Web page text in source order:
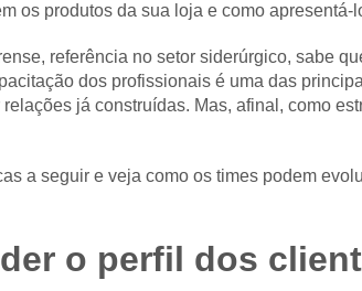
os produtos da sua loja e como apresentá-
referência no setor siderúrgico, sabe
dos profissionais é uma das
já construídas. Mas, afinal, como
a seguir e veja como os times podem
o perfil dos